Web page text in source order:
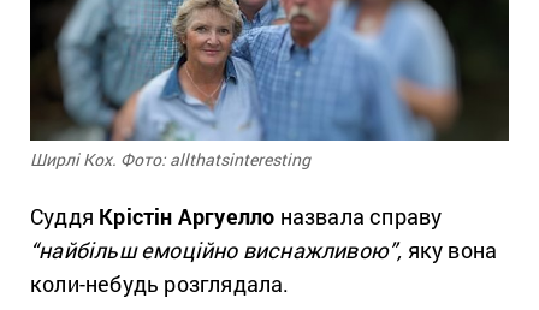
Ширлі Кох. Фото: allthatsinteresting
Суддя Крістін Аргуелло назвала справу
“найбільш емоційно виснажливою”, яку вона
коли-небудь розглядала.